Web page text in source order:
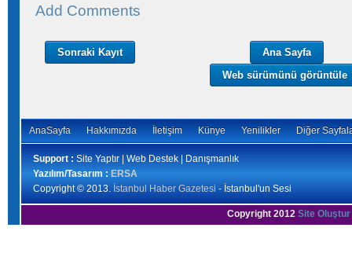
Add Comments
Sonraki Kayıt
Ana Sayfa
Web sürümünü görüntüle
AnaSayfa Hakkımızda İletişim Künye Yenilikler Diğer
Support : Site Yaptır | Web Destek | Danışmanlık
Yazılım/Tasarım : ERSA
Copyright © 2013. İstanbul Haber Gazetesi - İstanbul'un Sesi
Copyright 2012 Site Oluştur